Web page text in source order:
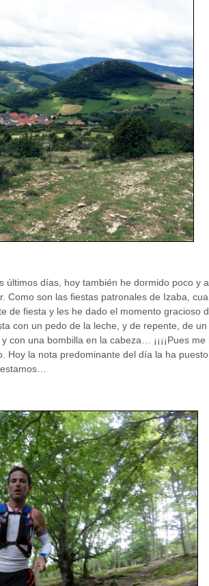
últimos días, hoy también he dormido poco y
Como son las fiestas patronales de Izaba,
de fiesta y les he dado el momento gracioso
con un pedo de la leche, y de repente, de
con una bombilla en la cabeza… ¡¡¡¡Pues
Hoy la nota predominante del día la ha